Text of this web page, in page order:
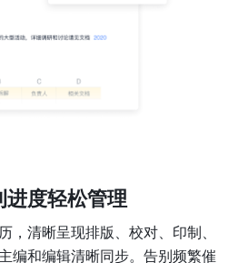
度轻松管理
，清晰呈现排版、校对、印制、
编和编辑清晰同步。告别频繁催